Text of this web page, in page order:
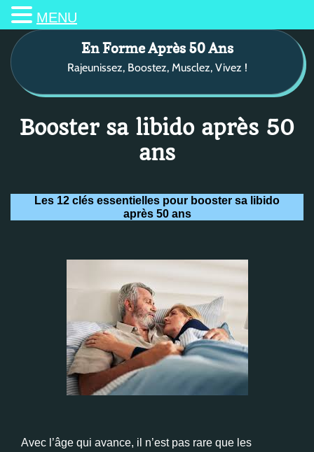
En Forme Après 50 Ans
Rajeunissez, Boostez, Musclez, Vivez !
Booster sa libido après 50
ans
Les 12 clés essentielles pour booster sa libido
après 50 ans
Avec l’âge qui avance, il n’est pas rare que les
MENU